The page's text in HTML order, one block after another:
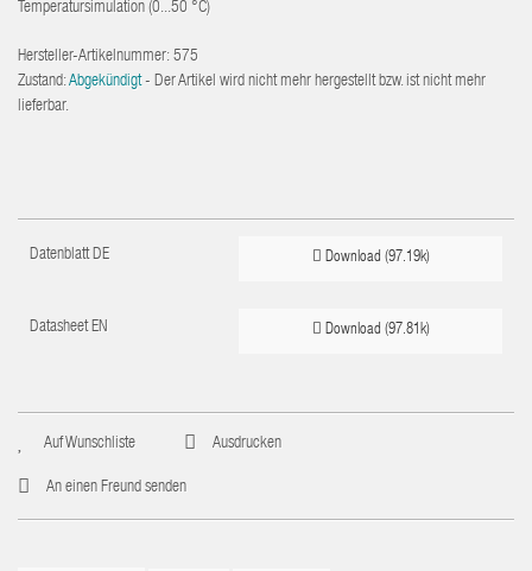
Temperatursimulation (0...50 °C)
Hersteller-Artikelnummer: 575
Zustand:Abgekündigt- Der Artikel wird nicht mehr hergestellt bzw. ist nicht mehr
lieferbar.
Datenblatt DE Download (97.19k)
Datasheet EN Download (97.81k)
Auf Wunschliste Ausdrucken
An einen Freund senden